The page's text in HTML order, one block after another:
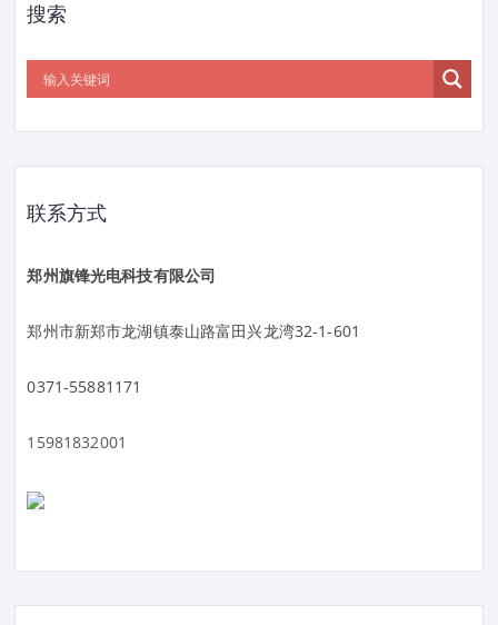
搜索
联系方式
郑州旗锋光电科技有限公司
郑州市新郑市龙湖镇泰山路富田兴龙湾32-1-601
0371-55881171
15981832001